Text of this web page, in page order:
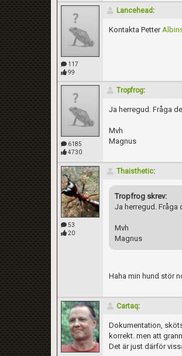
117
99
Lancehead:
Kontakta Petter
6185
4730
Tropfrog:
Ja herregud. Fråga
Mvh
Magnus
53
20
Thaisthetic:
Tropfrog skrev:
Ja herregud. Fråga
Mvh
Magnus
Haha min hund stör
Cartaq:
Dokumentation,
korrekt. men att
Det är just därför